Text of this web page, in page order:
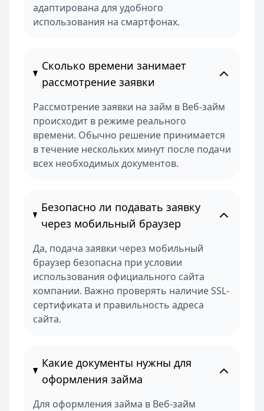
адаптирована для удобного
использования на смартфонах.
Сколько времени занимает
рассмотрение заявки
Рассмотрение заявки на займ в Веб-займ
происходит в режиме реального
времени. Обычно решение принимается
в течение нескольких минут после подачи
всех необходимых документов.
Безопасно ли подавать заявку
через мобильный браузер
Да, подача заявки через мобильный
браузер безопасна при условии
использования официального сайта
компании. Важно проверять наличие SSL-
сертификата и правильность адреса
сайта.
Какие документы нужны для
оформления займа
Для оформления займа в Веб-займ